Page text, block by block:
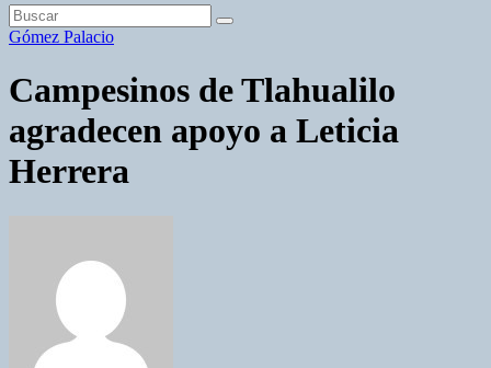
Gómez Palacio
Campesinos de Tlahualilo
agradecen apoyo a Leticia
Herrera